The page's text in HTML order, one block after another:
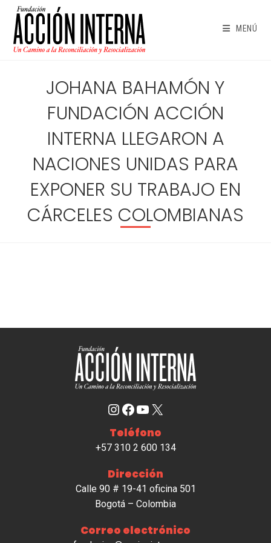
contenido
MENÚ
JOHANA BAHAMÓN Y
FUNDACIÓN ACCIÓN
INTERNA LLEGARON A
NACIONES UNIDAS PARA
EXPONER SU TRABAJO EN
CÁRCELES COLOMBIANAS
Instagram Facebook YouTube X
Teléfono
+57 310 2 600 134
Dirección
Calle 90 # 19-41 oficina 501
Bogotá – Colombia
Correo electrónico